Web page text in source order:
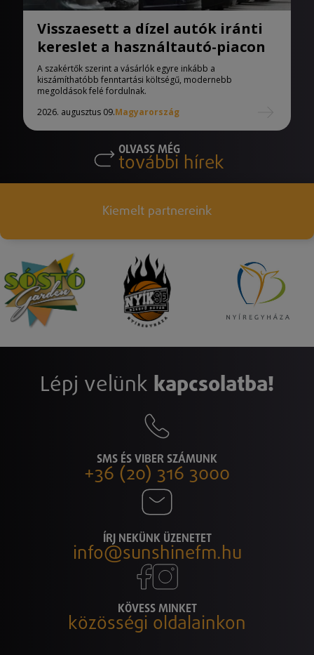
Visszaesett a dízel autók iránti
kereslet a használtautó-piacon
A szakértők szerint a vásárlók egyre inkább a
kiszámíthatóbb fenntartási költségű, modernebb
megoldások felé fordulnak.
2026. augusztus 09.Magyarország
OLVASS MÉG
további hírek
Kiemelt partnereink
Lépj velünk kapcsolatba!
SMS ÉS VIBER SZÁMUNK
+36 (20) 316 3000
ÍRJ NEKÜNK ÜZENETET
info@sunshinefm.hu
KÖVESS MINKET
közösségi oldalainkon